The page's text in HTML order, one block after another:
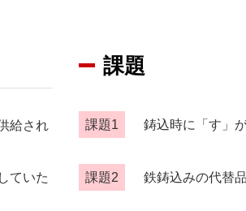
給され
ていた
課題
課題1 鋳込時に「す」
課題2 鉄鋳込みの代替